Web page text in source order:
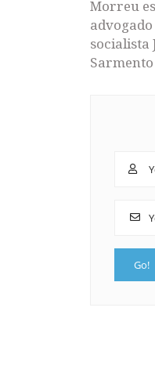
Morreu
socialista
Sarmento